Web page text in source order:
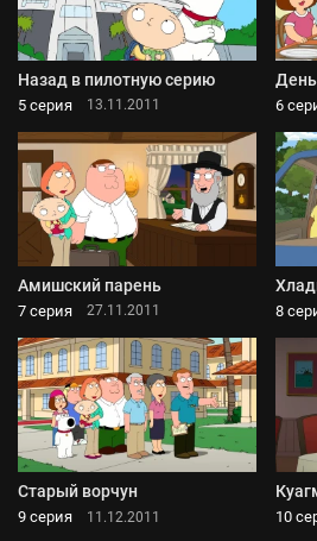
Назад в пилотную серию
5 серия 13.11.2011
День
6
Амишский парень
7 серия 27.11.2011 8
Старый ворчун
9 серия 11.12.2011 10